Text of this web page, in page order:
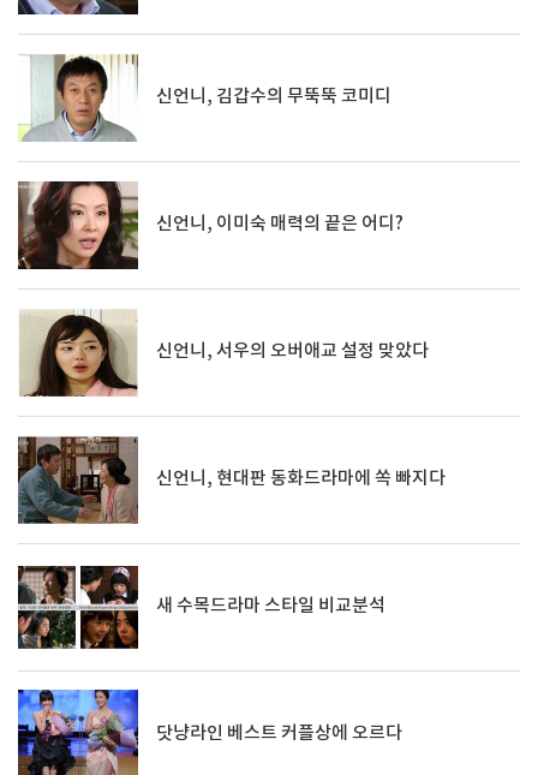
신언니, 김갑수의 무뚝뚝 코미디
신언니, 이미숙 매력의 끝은 어디?
신언니, 서우의 오버애교 설정 맞았다
신언니, 현대판 동화드라마에 쏙 빠지다
새 수목드라마 스타일 비교분석
닷냥라인 베스트 커플상에 오르다